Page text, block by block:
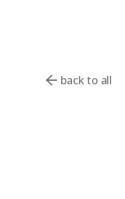
back to all